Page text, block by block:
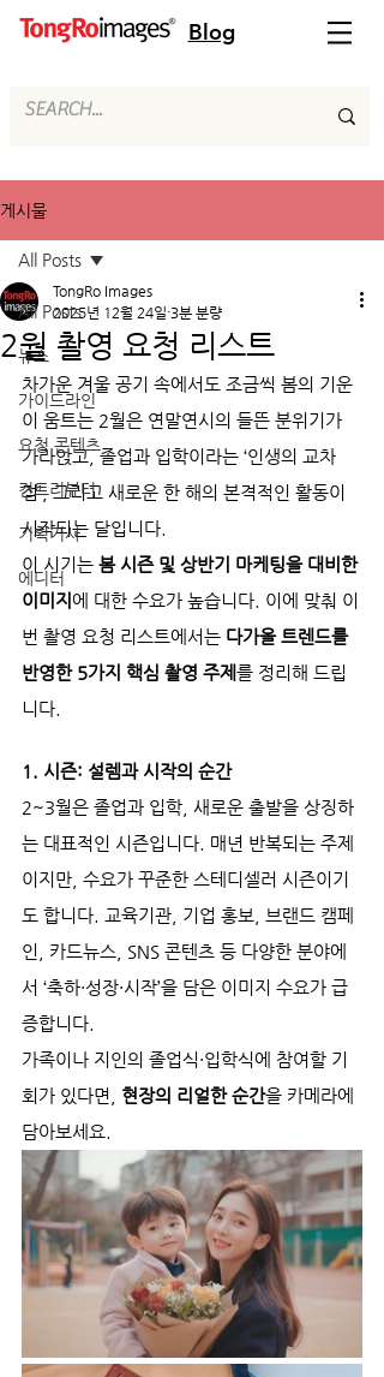
Blog
게시물
All Posts
뉴스
가이드라인
요청 콘텐츠
컨트리뷰터
기획기사
에디터
All Posts
2월 촬영 요청 리스트
TongRo Images
2025년 12월 24일 3분 분량
차가운 겨울 공기 속에서도 조금씩 봄의 기운
이 움트는 2월은 연말연시의 들뜬 분위기가
가라앉고, 졸업과 입학이라는 ‘인생의 교차
점’, 그리고 새로운 한 해의 본격적인 활동이
시작되는 달입니다.
이 시기는 봄 시즌 및 상반기 마케팅을 대비한
이미지 에 대한 수요가 높습니다. 이에 맞춰 이
번 촬영 요청 리스트에서는 다가올 트렌드를
반영한 5가지 핵심 촬영 주제 를 정리해 드립
니다.
1. 시즌: 설렘과 시작의 순간
2~3월은 졸업과 입학, 새로운 출발을 상징하
는 대표적인 시즌입니다. 매년 반복되는 주제
이지만, 수요가 꾸준한 스테디셀러 시즌이기
도 합니다. 교육기관, 기업 홍보, 브랜드 캠페
인, 카드뉴스, SNS 콘텐츠 등 다양한 분야에
서 ‘축하·성장·시작’을 담은 이미지 수요가 급
증합니다.
가족이나 지인의 졸업식·입학식에 참여할 기
회가 있다면, 현장의 리얼한 순간을 카메라에
담아보세요.